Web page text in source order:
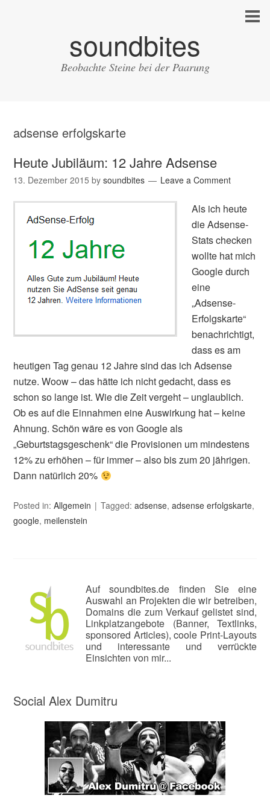
soundbites
Beobachte Steine bei der Paarung
adsense erfolgskarte
Heute Jubiläum: 12 Jahre Adsense
13. Dezember 2015 bysoundbites Leave a Comment
Als ich heute
die Adsense-
Stats checken
wollte hat mich
Google durch
eine
„Adsense-
Erfolgskarte“
benachrichtigt,
dass es am
heutigen Tag genau 12 Jahre sind das ich Adsense
nutze. Woow – das hätte ich nicht gedacht, dass es
schon so lange ist. Wie die Zeit vergeht – unglaublich.
Ob es auf die Einnahmen eine Auswirkung hat – keine
Ahnung. Schön wäre es von Google als
„Geburtstagsgeschenk“ die Provisionen um mindestens
12% zu erhöhen – für immer – also bis zum 20 jährigen.
Dann natürlich 20%
Posted in:Allgemein Tagged:adsense,adsense erfolgskarte,
google, meilenstein
Auf soundbites.de finden Sie eine
Auswahl an Projekten die wir betreiben,
Domains die zum Verkauf gelistet sind,
Linkplatzangebote (Banner, Textlinks,
sponsored Articles), coole Print-Layouts
und interessante und verrückte
Einsichten von mir...
Social Alex Dumitru